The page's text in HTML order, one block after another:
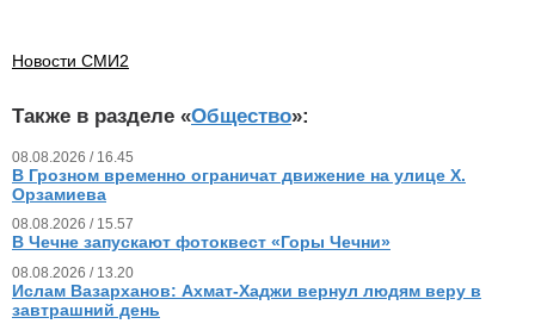
Новости СМИ2
Также в разделе «Общество»:
08.08.2026 / 16.45
В Грозном временно ограничат движение на улице Х.
Орзамиева
08.08.2026 / 15.57
В Чечне запускают фотоквест «Горы Чечни»
08.08.2026 / 13.20
Ислам Вазарханов: Ахмат-Хаджи вернул людям веру в
завтрашний день